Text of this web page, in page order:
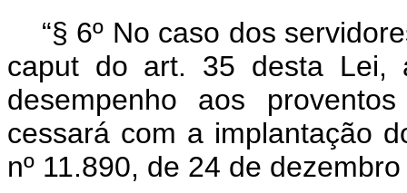
“§ 6º No caso dos
caput do art. 35 desta Lei,
desempenho aos
cessará com a implantação
nº 11.890, de 24 de